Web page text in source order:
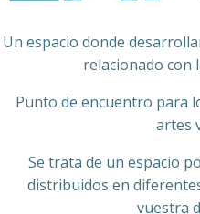
Un espacio donde
relacionado con
Punto de encuentro para
artes
Se trata de un espacio
distribuidos en
vuestra